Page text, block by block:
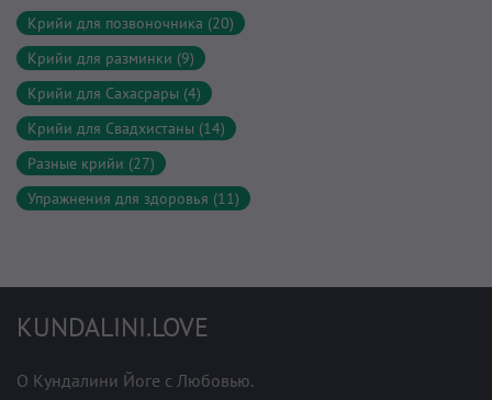
Крийи для позвоночника (20)
Крийи для разминки (9)
Крийи для Сахасрары (4)
Крийи для Свадхистаны (14)
Разные крийи (27)
Упражнения для здоровья (11)
KUNDALINI.LOVE
О Кундалини Йоге с Любовью.